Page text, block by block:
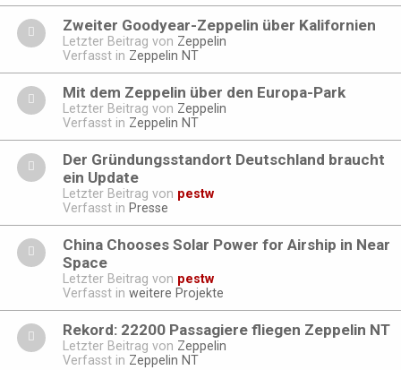
Zweiter Goodyear-Zeppelin über Kalifornien
Letzter Beitrag von Zeppelin
Verfasst in Zeppelin NT
Mit dem Zeppelin über den Europa-Park
Letzter Beitrag von Zeppelin
Verfasst in Zeppelin NT
Der Gründungsstandort Deutschland braucht
ein Update
Letzter Beitrag von pestw
Verfasst in Presse
China Chooses Solar Power for Airship in Near
Space
Letzter Beitrag von pestw
Verfasst in weitere Projekte
Rekord: 22200 Passagiere fliegen Zeppelin NT
Letzter Beitrag von Zeppelin
Verfasst in Zeppelin NT